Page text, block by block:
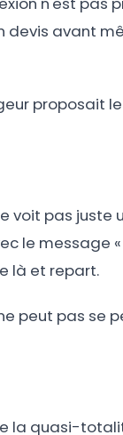
devis avant
proposait
voit pas juste
le message
là et repart.
peut pas se
la quasi-